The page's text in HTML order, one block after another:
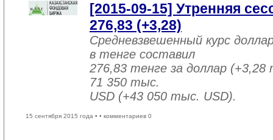
[2015-09-15] Утренняя
276,83 (+3,28)
Средневзвешенный курс
в тенге составил
276,83 тенге за доллар
71 350 тыс.
USD (+43 050 тыс. USD).
15 сентября 2015 года • • комментариев 0